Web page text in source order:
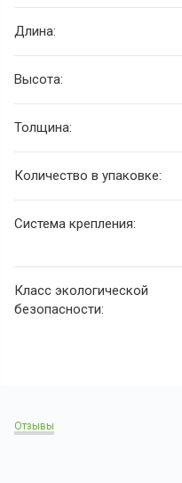
Длина:
Высота:
Толщина:
Количество в упаковке:
Система крепления:
Класс экологической
безопасности:
Отзывы